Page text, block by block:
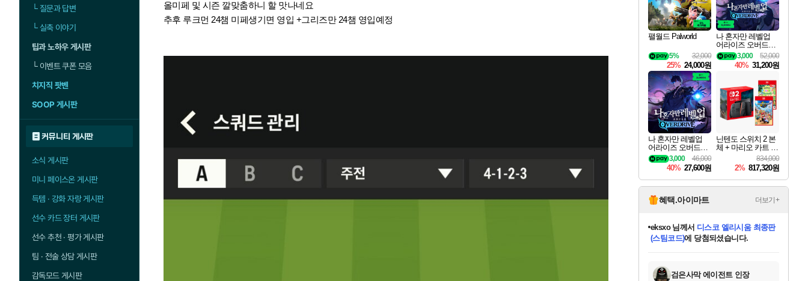
└질문과 답변
└실축 이야기
팁과 노하우 게시판
└이벤트 쿠폰 모음
치지직 팟벤
SOOP 게시판
커뮤니티 게시판
소식 게시판
미니 페이스온 게시판
득템 · 강화 자랑 게시판
선수 카드 장터 게시판
선수 추천 · 평가 게시판
팀 · 전술 상담 게시판
감독모드 게시판
올미페 및 시즌 깔맞춤하니 할 맛나네요
추후 루크먼 24챔 미페생기면 영입 +그리즈만 24챔 영입예정
팰월드 Palworld
32,000
5%
25% 24,000원
나 혼자만 레벨업
어라이즈 오버드라
이브 디럭스 에디션
Solo Leveling Arise
Overdrive Deluxe Edi
52,000
3,000
40% 31,200원
나 혼자만 레벨업
어라이즈 오버드라
이브 Solo Leveling A
rise
46,000
3,000
40% 27,600원
닌텐도 스위치 2 본
체 + 마리오 카트 월
드 + 포켓몬 포코피
아 번들
834,000
2% 817,320원
혜택.아이마트 더보기+
당첨되셨습니다.
당첨되셨습니다.
eksxo님께서 디스코 엘리시움 최종판
(스팀코드)에 당첨되셨습니다.
당첨되셨습니다.
당첨되셨습니다.
에디션 (스팀코드)를 교환.
당첨되셨습니다.
당첨되셨습니다.
당첨되셨습니다.
당첨되셨습니다.
검은사막 에이전트 인장